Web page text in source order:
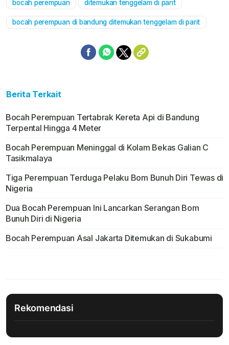
bocah perempuan ditemukan tenggelam di parit
bocah perempuan di bandung ditemukan tenggelam di parit
Berita Terkait
Bocah Perempuan Tertabrak Kereta Api di Bandung
Terpental Hingga 4 Meter
Bocah Perempuan Meninggal di Kolam Bekas Galian C
Tasikmalaya
Tiga Perempuan Terduga Pelaku Bom Bunuh Diri Tewas di
Nigeria
Dua Bocah Perempuan Ini Lancarkan Serangan Bom
Bunuh Diri di Nigeria
Bocah Perempuan Asal Jakarta Ditemukan di Sukabumi
Rekomendasi